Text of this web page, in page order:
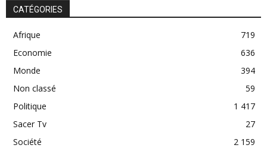
CATÉGORIES
Afrique
719
Economie
636
Monde
394
Non classé
59
Politique
1 417
Sacer Tv
27
Société
2 159